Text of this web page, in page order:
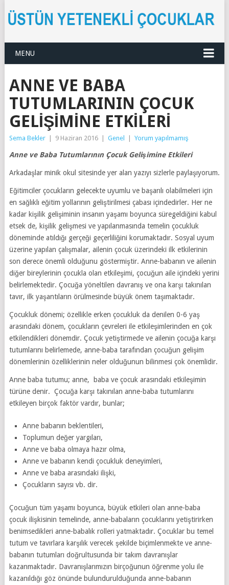
MENU
ANNE VE BABA
TUTUMLARININ ÇOCUK
GELIŞIMINE ETKILERI
Sema Bekler 9 Haziran 2016 Genel Yorum yapılmamış
Anne ve Baba Tutumlarının Çocuk Gelişimine Etkileri
Arkadaşlar minik okul sitesinde yer alan yazıyı sizlerle paylaşıyorum.
Eğitimciler çocukların gelecekte uyumlu ve başarılı olabilmeleri için
en sağlıklı eğitim yollarının geliştirilmesi çabası içindedirler. Her ne
kadar kişilik gelişiminin insanın yaşamı boyunca süregeldiğini kabul
etsek de, kişilik gelişmesi ve yapılanmasında temelin çocukluk
döneminde atıldığı gerçeği geçerliliğini korumaktadır. Sosyal uyum
üzerine yapılan çalışmalar, ailenin çocuk üzerindeki ilk etkilerinin
son derece önemli olduğunu göstermiştir. Anne-babanın ve ailenin
diğer bireylerinin çocukla olan etkileşimi, çocuğun aile içindeki yerini
belirlemektedir. Çocuğa yöneltilen davranış ve ona karşı takınılan
tavır, ilk yaşantıların örülmesinde büyük önem taşımaktadır.
Çocukluk dönemi; özellikle erken çocukluk da denilen 0-6 yaş
arasındaki dönem, çocukların çevreleri ile etkileşimlerinden en çok
etkilendikleri dönemdir. Çocuk yetiştirmede ve ailenin çocuğa karşı
tutumlarını belirlemede, anne-baba tarafından çocuğun gelişim
dönemlerinin özelliklerinin neler olduğunun bilinmesi çok önemlidir.
Anne baba tutumu; anne, baba ve çocuk arasındaki etkileşimin
türüne denir. Çocuğa karşı takınılan anne-baba tutumlarını
etkileyen birçok faktör vardır, bunlar;
Anne babanın beklentileri,
Toplumun değer yargıları,
Anne ve baba olmaya hazır olma,
Anne ve babanın kendi çocukluk deneyimleri,
Anne ve baba arasındaki ilişki,
Çocukların sayısı vb. dir.
Çocuğun tüm yaşamı boyunca, büyük etkileri olan anne-baba
çocuk ilişkisinin temelinde, anne-babaların çocuklarını yetiştirirken
benimsedikleri anne-babalık rolleri yatmaktadır. Çocuklar bu temel
tutum ve tavırlara karşılık verecek şekilde biçimlenmekte ve anne-
babanın tutumları doğrultusunda bir takım davranışlar
kazanmaktadır. Davranışlarımızın birçoğunun öğrenme yolu ile
kazanıldığı göz önünde bulundurulduğunda anne-babanın